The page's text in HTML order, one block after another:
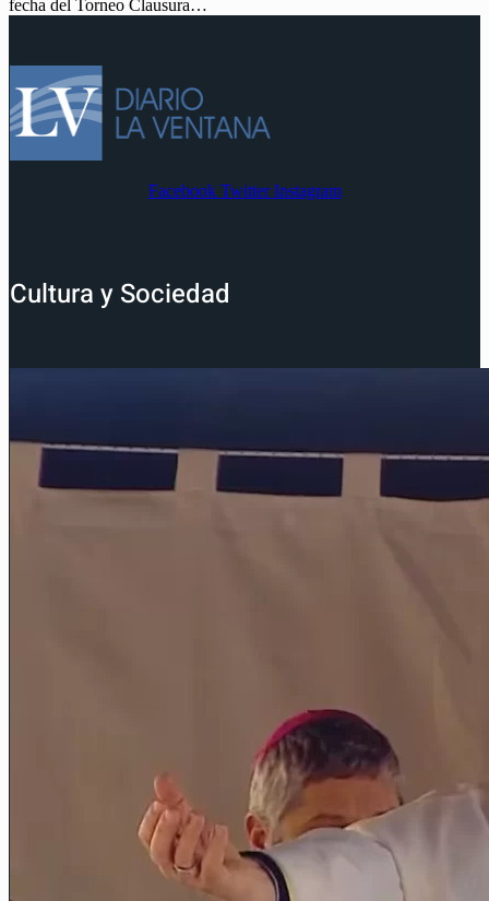
fecha del Torneo Clausura…
Facebook Twitter Instagram
Cultura y Sociedad